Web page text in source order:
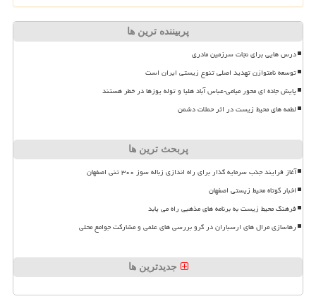
پربیننده ترین ها
درس هایی برای نجات سرزمین مادری
توسعه نامتوازن تهدید اصلی تنوع زیستی ایران است
پایش جاده ای محور میامی-عباس آباد هلیا و توله یوزها در خطر هستند
لطمه های محیط زیست در اثر حملات دشمن
پربحث ترین ها
آغاز فرایند جذب سرمایه گذار برای راه اندازی زباله سوز ۳۰۰ تنی اصفهان
اخبار کوتاه محیط زیستی اصفهان
فرهنگ محیط زیست به برنامه های مذهبی راه می یابد
رهاسازی مرال های ارسباران در گرو بررسی های علمی و مشارکت جوامع محلی
جدیدترین ها